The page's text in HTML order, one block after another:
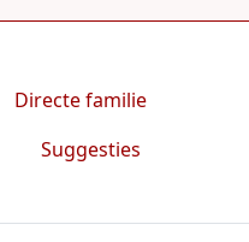
Directe familie
Suggesties